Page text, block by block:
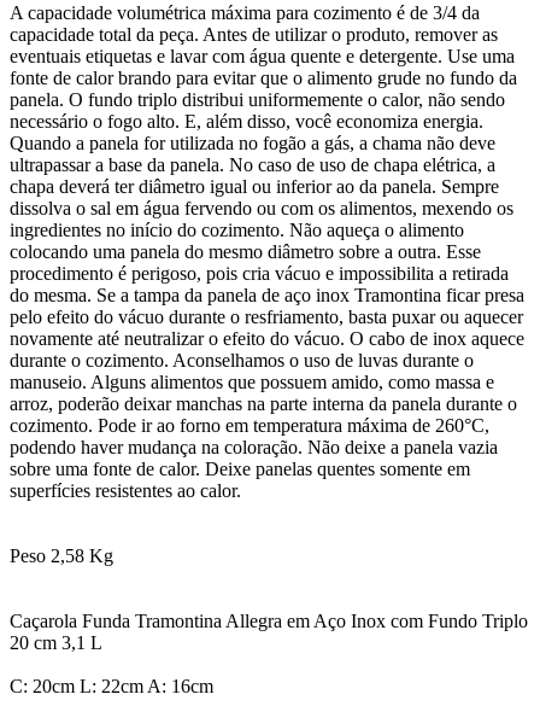
A capacidade volumétrica máxima para cozimento é de 3/4 da
capacidade total da peça. Antes de utilizar o produto, remover as
eventuais etiquetas e lavar com água quente e detergente. Use uma
fonte de calor brando para evitar que o alimento grude no fundo da
panela. O fundo triplo distribui uniformemente o calor, não sendo
necessário o fogo alto. E, além disso, você economiza energia.
Quando a panela for utilizada no fogão a gás, a chama não deve
ultrapassar a base da panela. No caso de uso de chapa elétrica, a
chapa deverá ter diâmetro igual ou inferior ao da panela. Sempre
dissolva o sal em água fervendo ou com os alimentos, mexendo os
ingredientes no início do cozimento. Não aqueça o alimento
colocando uma panela do mesmo diâmetro sobre a outra. Esse
procedimento é perigoso, pois cria vácuo e impossibilita a retirada
do mesma. Se a tampa da panela de aço inox Tramontina ficar presa
pelo efeito do vácuo durante o resfriamento, basta puxar ou aquecer
novamente até neutralizar o efeito do vácuo. O cabo de inox aquece
durante o cozimento. Aconselhamos o uso de luvas durante o
manuseio. Alguns alimentos que possuem amido, como massa e
arroz, poderão deixar manchas na parte interna da panela durante o
cozimento. Pode ir ao forno em temperatura máxima de 260°C,
podendo haver mudança na coloração. Não deixe a panela vazia
sobre uma fonte de calor. Deixe panelas quentes somente em
superfícies resistentes ao calor.
Peso 2,58 Kg
Caçarola Funda Tramontina Allegra em Aço Inox com Fundo Triplo
20 cm 3,1 L
C: 20cm L: 22cm A: 16cm